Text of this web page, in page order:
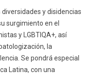
y disidencias
surgimiento en el
y LGBTIQA+, así
la
Se pondrá especial
Latina, con una